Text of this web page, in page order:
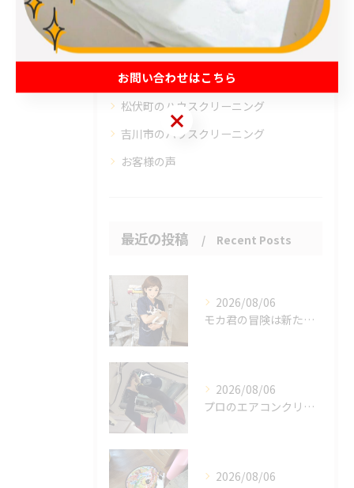
エアコン
春日部市のハウスクリーニング
草加市のハウスクリーニング
松伏町のハウスクリーニング
吉川市のハウスクリーニング
お客様の声
最近の投稿 Recent Posts
2026/08/06
モカ君の冒険は新たな幕を開けました。
2026/08/06
プロのエアコンクリーニングは、店舗やオフィスにおいて多くのメ...
2026/08/06
お問い合わせはこちら
お問い合わせはこちら